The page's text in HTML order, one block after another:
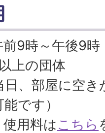
9時～午後9時
上の団体
日、部屋に空
です）
用料はこちら